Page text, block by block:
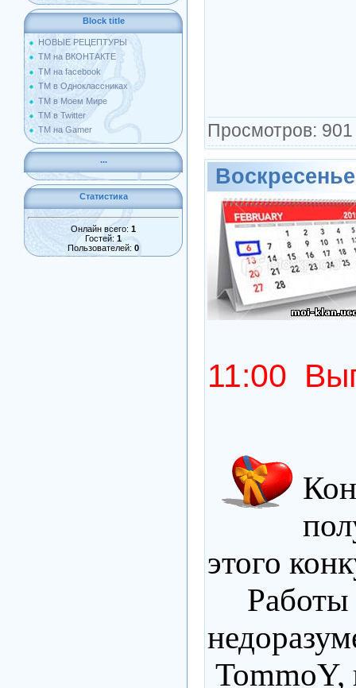
Block title
НОВЫЕ РЕЦЕПТУРЫ
ТМ на ВКОНТАКТЕ
ТМ на facebook
ТМ в Одноклассниках
ТМ в Моем Мире
ТМ в Twitter
ТМ на Gamer
...
Статистика
Онлайн всего: 1
Гостей: 1
Пользователей: 0
Просмотров:
11:00
этого
TommoY,